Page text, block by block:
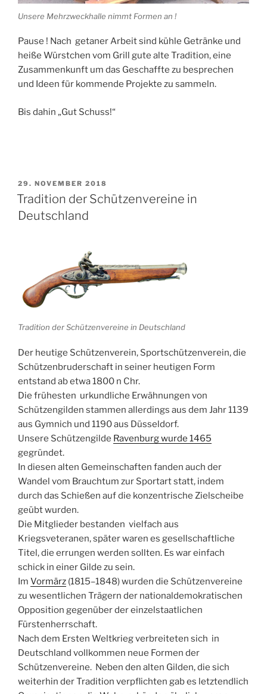
Unsere Mehrzweckhalle nimmt Formen an !
Pause ! Nach getaner Arbeit sind kühle Getränke und
heiße Würstchen vom Grill gute alte Tradition, eine
Zusammenkunft um das Geschaffte zu besprechen
und Ideen für kommende Projekte zu sammeln.
Bis dahin „Gut Schuss!“
VERÖFFENTLICHT
AM
29. NOVEMBER 2018
Tradition der Schützenvereine in
Deutschland
Tradition der Schützenvereine in Deutschland
Der heutige Schützenverein, Sportschützenverein, die
Schützenbruderschaft in seiner heutigen Form
entstand ab etwa 1800 n Chr.
Die frühesten urkundliche Erwähnungen von
Schützengilden stammen allerdings aus dem Jahr 1139
aus Gymnich und 1190 aus Düsseldorf.
Unsere Schützengilde Ravenburg wurde 1465
gegründet.
In diesen alten Gemeinschaften fanden auch der
Wandel vom Brauchtum zur Sportart statt, indem
durch das Schießen auf die konzentrische Zielscheibe
geübt wurden.
Die Mitglieder bestanden vielfach aus
Kriegsveteranen, später waren es gesellschaftliche
Titel, die errungen werden sollten. Es war einfach
schick in einer Gilde zu sein.
Im Vormärz (1815–1848) wurden die Schützenvereine
zu wesentlichen Trägern der nationaldemokratischen
Opposition gegenüber der einzelstaatlichen
Fürstenherrschaft.
Nach dem Ersten Weltkrieg verbreiteten sich in
Deutschland vollkommen neue Formen der
Schützenvereine. Neben den alten Gilden, die sich
weiterhin der Tradition verpflichten gab es letztendlich